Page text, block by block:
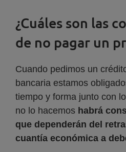
¿Cuáles son las
de no pagar un
Cuando pedimos un
bancaria estamos
tiempo y forma junto con
no lo hacemos habrá
que dependerán del
cuantía económica a